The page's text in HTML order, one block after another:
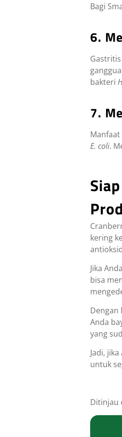
Bagi
6.
bakteri
7.
E. coli.
kering
Jika
bisa
Dengan
Anda
yang
Jadi,
untuk
Ditinjau